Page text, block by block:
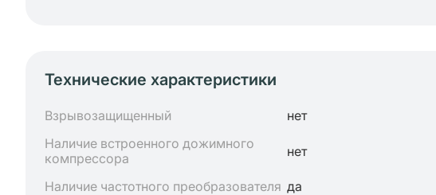
Технические характеристики
Взрывозащищенный нет
Наличие встроенного дожимного
компрессора
нет
Наличие частотного преобразователя да